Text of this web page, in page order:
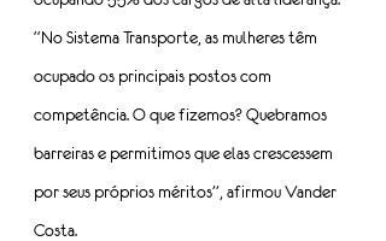
“No Sistema Transporte, as mulheres têm
ocupado os principais postos com
competência. O que fizemos? Quebramos
barreiras e permitimos que elas crescessem
por seus próprios méritos”, afirmou Vander
Costa.